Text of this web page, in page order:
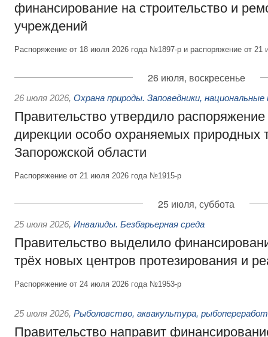
финансирование на строительство и
учреждений
Распоряжение от 18 июля 2026 года №1897-р и распоряжение от
26 июля, воскресенье
26 июля 2026, Охрана природы. Заповедники, национальные
Правительство утвердило
дирекции особо охраняемых природных
Запорожской области
Распоряжение от 21 июля 2026 года №1915-р
25 июля, суббота
25 июля 2026, Инвалиды. Безбарьерная среда
Правительство выделило
трёх новых центров протезирования и
Распоряжение от 24 июля 2026 года №1953-р
25 июля 2026, Рыболовство, аквакультура,
Правительство направит